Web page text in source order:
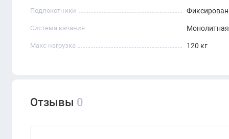
Подлокотники
Система качания Монолитная
Макс нагрузка 120 кг
Отзывы 0